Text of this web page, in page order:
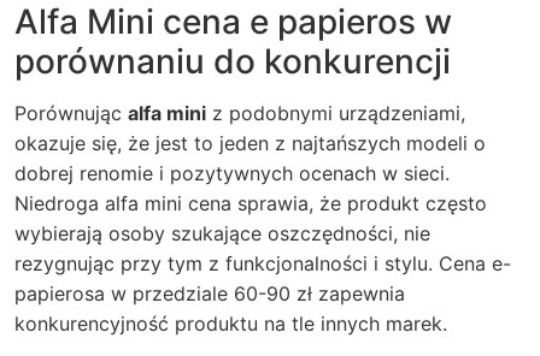
Alfa Mini cena e papieros w
porównaniu do konkurencji
Porównując alfa mini z podobnymi urządzeniami,
okazuje się, że jest to jeden z najtańszych modeli o
dobrej renomie i pozytywnych ocenach w sieci.
Niedroga alfa mini cena sprawia, że produkt często
wybierają osoby szukające oszczędności, nie
rezygnując przy tym z funkcjonalności i stylu. Cena e-
papierosa w przedziale 60-90 zł zapewnia
konkurencyjność produktu na tle innych marek.